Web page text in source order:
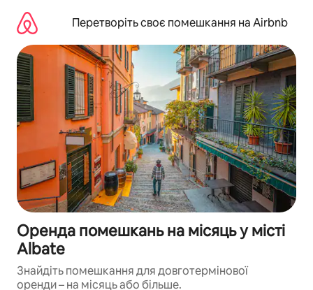
вмісту
Перетворіть своє помешкання на Airbnb
Оренда помешкань на місяць у місті
Albate
Знайдіть помешкання для довготермінової
оренди – на місяць або більше.